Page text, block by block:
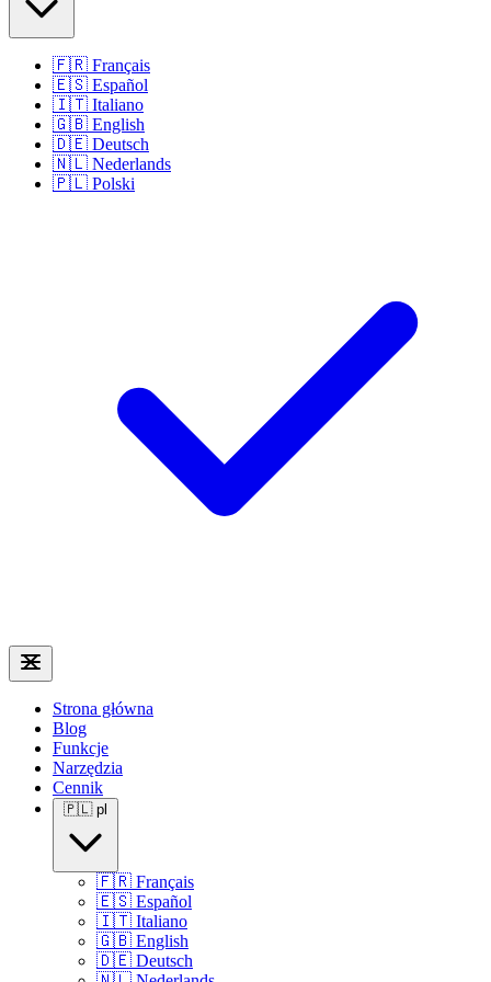
🇫🇷 Français
🇪🇸 Español
🇮🇹 Italiano
🇬🇧 English
🇩🇪 Deutsch
🇳🇱 Nederlands
🇵🇱 Polski
Strona główna
Blog
Funkcje
Narzędzia
Cennik
🇵🇱 pl
🇫🇷 Français
🇪🇸 Español
🇮🇹 Italiano
🇬🇧 English
🇩🇪 Deutsch